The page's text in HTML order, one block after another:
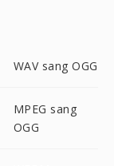
WAV sang OGG
MPEG sang
OGG